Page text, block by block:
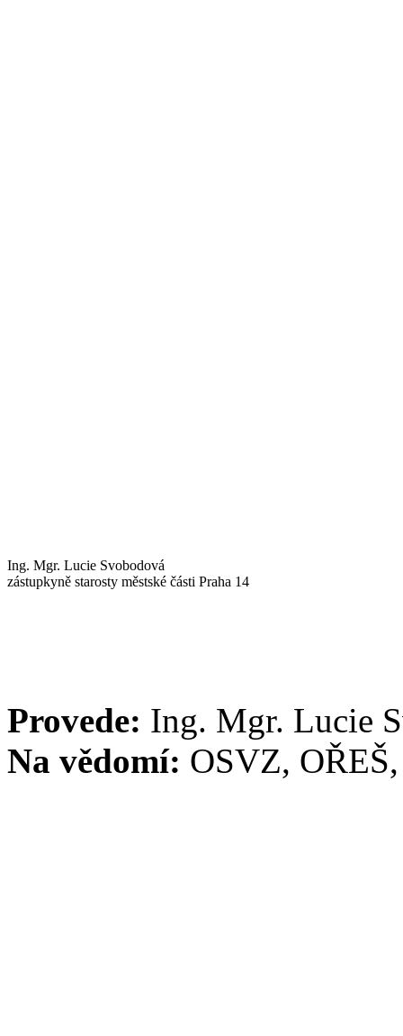
Ing. Mgr. Lucie Svobodová
zástupkyně starosty městské části Praha 14
Provede: Ing. Mgr. Lucie
Na vědomí: OSVZ,